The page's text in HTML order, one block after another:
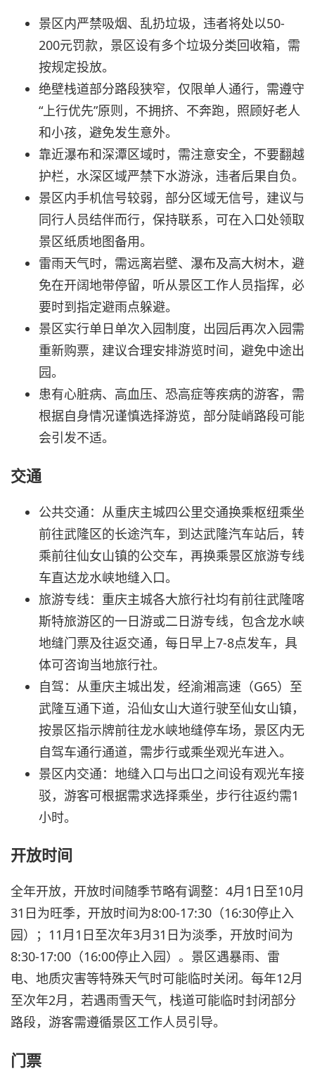
景区内严禁吸烟、乱扔垃圾，违者将处以50-
200元罚款，景区设有多个垃圾分类回收箱，需
按规定投放。
绝壁栈道部分路段狭窄，仅限单人通行，需遵守
“上行优先”原则，不拥挤、不奔跑，照顾好老人
和小孩，避免发生意外。
靠近瀑布和深潭区域时，需注意安全，不要翻越
护栏，水深区域严禁下水游泳，违者后果自负。
景区内手机信号较弱，部分区域无信号，建议与
同行人员结伴而行，保持联系，可在入口处领取
景区纸质地图备用。
雷雨天气时，需远离岩壁、瀑布及高大树木，避
免在开阔地带停留，听从景区工作人员指挥，必
要时到指定避雨点躲避。
景区实行单日单次入园制度，出园后再次入园需
重新购票，建议合理安排游览时间，避免中途出
园。
患有心脏病、高血压、恐高症等疾病的游客，需
根据自身情况谨慎选择游览，部分陡峭路段可能
会引发不适。
交通
公共交通：从重庆主城四公里交通换乘枢纽乘坐
前往武隆区的长途汽车，到达武隆汽车站后，转
乘前往仙女山镇的公交车，再换乘景区旅游专线
车直达龙水峡地缝入口。
旅游专线：重庆主城各大旅行社均有前往武隆喀
斯特旅游区的一日游或二日游专线，包含龙水峡
地缝门票及往返交通，每日早上7-8点发车，具
体可咨询当地旅行社。
自驾：从重庆主城出发，经渝湘高速（G65）至
武隆互通下道，沿仙女山大道行驶至仙女山镇，
按景区指示牌前往龙水峡地缝停车场，景区内无
自驾车通行通道，需步行或乘坐观光车进入。
景区内交通：地缝入口与出口之间设有观光车接
驳，游客可根据需求选择乘坐，步行往返约需1
小时。
开放时间
全年开放，开放时间随季节略有调整：4月1日至10月
31日为旺季，开放时间为8:00-17:30（16:30停止入
园）；11月1日至次年3月31日为淡季，开放时间为
8:30-17:00（16:00停止入园）。景区遇暴雨、雷
电、地质灾害等特殊天气时可能临时关闭。每年12月
至次年2月，若遇雨雪天气，栈道可能临时封闭部分
路段，游客需遵循景区工作人员引导。
门票